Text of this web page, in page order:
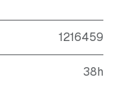
1216459
38h